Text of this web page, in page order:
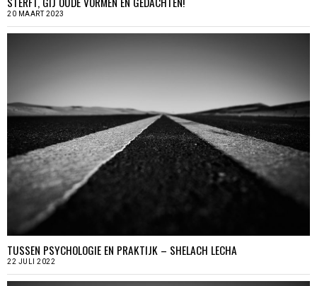
20 MAART 2023
TUSSEN PSYCHOLOGIE EN PRAKTIJK – SHELACH LECHA
22 JULI 2022